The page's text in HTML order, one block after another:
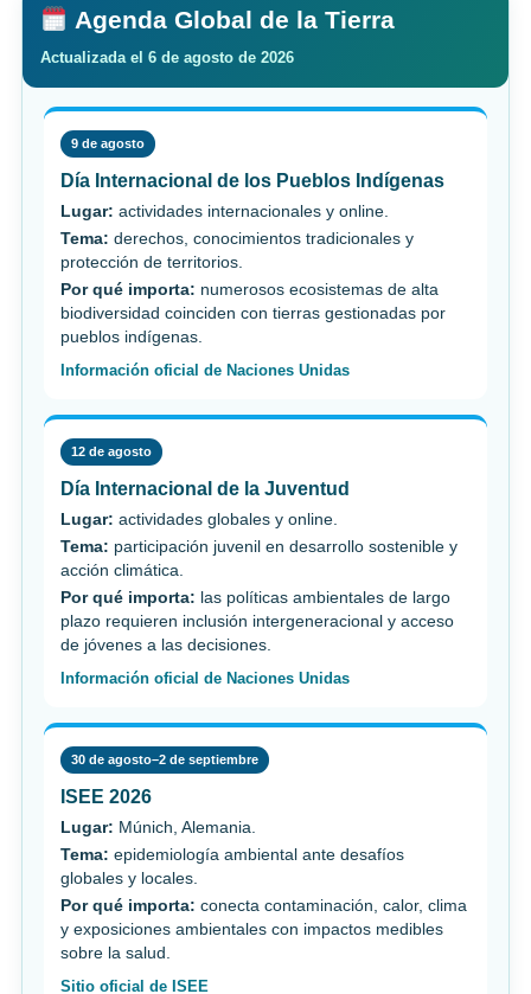
Agenda Global de la Tierra
Actualizada el 6 de agosto de 2026
9 de agosto
Día Internacional de los Pueblos Indígenas
Lugar: actividades internacionales y online.
Tema: derechos, conocimientos tradicionales y
protección de territorios.
Por qué importa: numerosos ecosistemas de alta
biodiversidad coinciden con tierras gestionadas por
pueblos indígenas.
Información oficial de Naciones Unidas
12 de agosto
Día Internacional de la Juventud
Lugar: actividades globales y online.
Tema: participación juvenil en desarrollo sostenible y
acción climática.
Por qué importa: las políticas ambientales de largo
plazo requieren inclusión intergeneracional y acceso
de jóvenes a las decisiones.
Información oficial de Naciones Unidas
30 de agosto–2 de septiembre
ISEE 2026
Lugar: Múnich, Alemania.
Tema: epidemiología ambiental ante desafíos
globales y locales.
Por qué importa: conecta contaminación, calor, clima
y exposiciones ambientales con impactos medibles
sobre la salud.
Sitio oficial de ISEE